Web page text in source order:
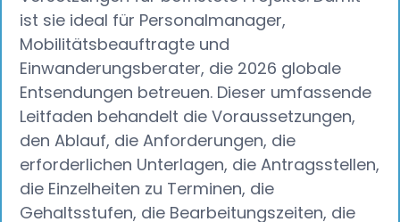
ist sie ideal für Personalmanager,
Mobilitätsbeauftragte und
Einwanderungsberater, die 2026 globale
Entsendungen betreuen. Dieser umfassende
Leitfaden behandelt die Voraussetzungen,
den Ablauf, die Anforderungen, die
erforderlichen Unterlagen, die Antragsstellen,
die Einzelheiten zu Terminen, die
Gehaltsstufen, die Bearbeitungszeiten, die